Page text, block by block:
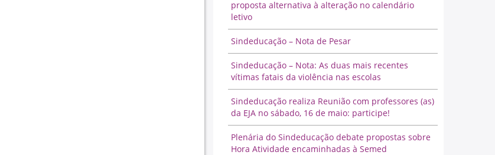
proposta alternativa à alteração no calendário
letivo
Sindeducação – Nota de Pesar
Sindeducação – Nota: As duas mais recentes
vítimas fatais da violência nas escolas
Sindeducação realiza Reunião com professores (as)
da EJA no sábado, 16 de maio: participe!
Plenária do Sindeducação debate propostas sobre
Hora Atividade encaminhadas à Semed